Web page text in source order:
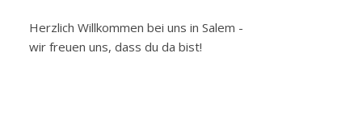
Herzlich Willkommen bei uns in Salem -
wir freuen uns, dass du da bist!